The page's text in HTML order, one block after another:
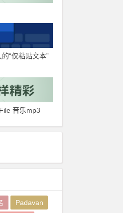
“仅粘贴文本”
音乐mp3
Padavan